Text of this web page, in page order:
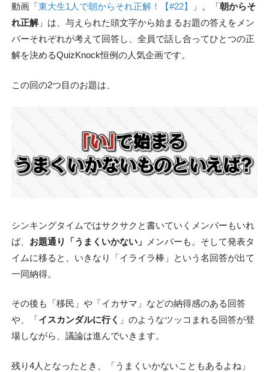
動画「東大生1人で朝からそれ正解！【#22】 」。「朝からそ
れ正解」は、与えられた頭文字から始まるお題の答えをメン
バーそれぞれが考えて回答し、全員で話し合ってひとつの正
解を決めるQuizKnock恒例の人気企画です。
この回の2つ目のお題は、
シンキングタイムではサクサクと書いていくメンバーもいれ
ば、 お題通り「うまくいかない」
メンバーも。そして発表タ
イムに移ると、いきなり「イライラ棒」という名回答が出て
一同納得。
その後も「移民」や「イカサマ」などの納得感のある回答
や、「イスカンダルに行く 」のようなツッコまれる回答が登
場しながら、議論は進んでいきます。
残り4人となったとき、「うまくいかないこともあるよね」